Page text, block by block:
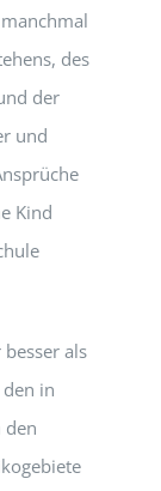
des
der
und
Kind
als
in
den